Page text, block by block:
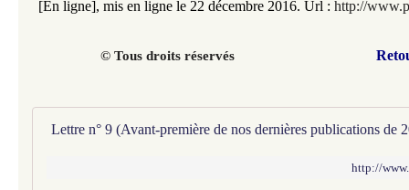
[En ligne], mis en ligne le 22 décembre 2016. Url : http://
© Tous droits réservés
http://